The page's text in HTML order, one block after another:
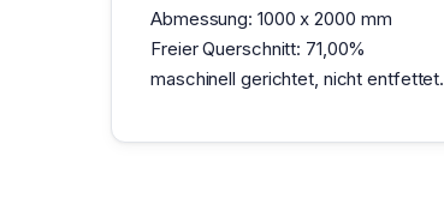
Abmessung: 1000 x 2000 mm
Freier Querschnitt: 71,00%
maschinell gerichtet, nicht entfettet.